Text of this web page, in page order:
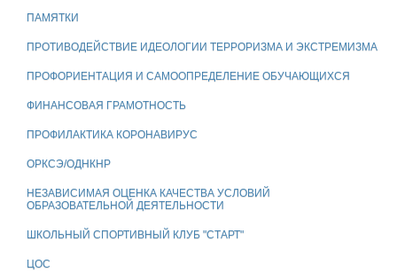
ПАМЯТКИ
ПРОТИВОДЕЙСТВИЕ ИДЕОЛОГИИ ТЕРРОРИЗМА И ЭКСТРЕМИЗМА
ПРОФОРИЕНТАЦИЯ И САМООПРЕДЕЛЕНИЕ ОБУЧАЮЩИХСЯ
ФИНАНСОВАЯ ГРАМОТНОСТЬ
ПРОФИЛАКТИКА КОРОНАВИРУС
ОРКСЭ/ОДНКНР
НЕЗАВИСИМАЯ ОЦЕНКА КАЧЕСТВА УСЛОВИЙ
ОБРАЗОВАТЕЛЬНОЙ ДЕЯТЕЛЬНОСТИ
ШКОЛЬНЫЙ СПОРТИВНЫЙ КЛУБ "СТАРТ"
ЦОС